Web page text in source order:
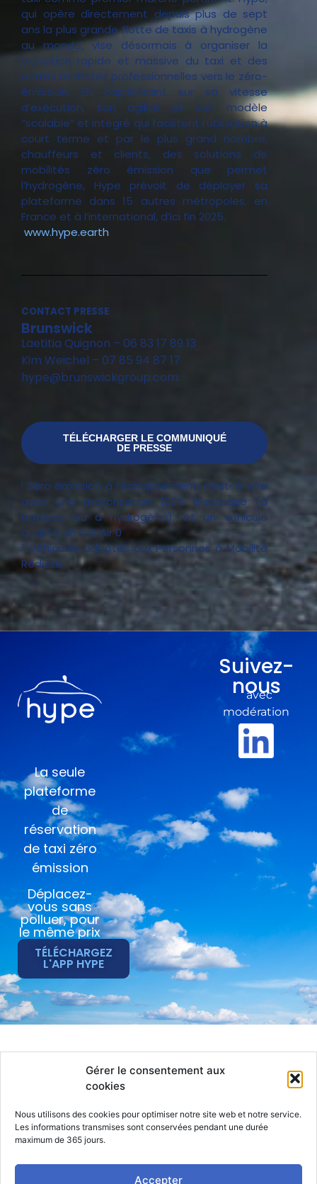
Gérer le consentement aux
cookies
Nous utilisons des cookies pour optimiser notre site web et notre service.
Les informations transmises sont conservées pendant une durée
maximum de 365 jours.
Accepter
qui opère directement depuis plus de sept
ans la plus grande flotte de taxis à hydrogène
au monde, vise désormais à organiser la
transition rapide et massive du taxi et des
autres mobilités professionnelles vers le zéro-
émission. En capitalisant sur sa vitesse
d’exécution, son agilité et son modèle
‘’scalable’’ et intégré qui facilitent l’utilisation à
court terme et par le plus grand nombre,
chauffeurs et clients, des solutions de
mobilités zéro émission que permet
l’hydrogène, Hype prévoit de déployer sa
plateforme dans 15 autres métropoles, en
France et à l’international, d’ici fin 2025.
www.hype.earth
CONTACT PRESSE
Brunswick
Laetitia Quignon – 06 83 17 89 13
Kim Weichel – 07 85 94 87 17
hype@brunswickgroup.com
TÉLÉCHARGER LE COMMUNIQUÉ
DE PRESSE
¹ Zéro émission à l’échappement, c’est-à-dire
avec une motorisation 100% électrique (à
batterie ou à hydrogène), et un véhicule
qualifié en Crit’Air 0
² Véhicules adaptés aux Personnes à Mobilité
Réduite
La seule
plateforme
de
réservation
de taxi zéro
émission
Déplacez-
vous sans
polluer, pour
le même prix
TÉLÉCHARGEZ
L'APP HYPE
Suivez-
nous
avec
modération
Actualités
Particulier
Compte
CGS
RGPD